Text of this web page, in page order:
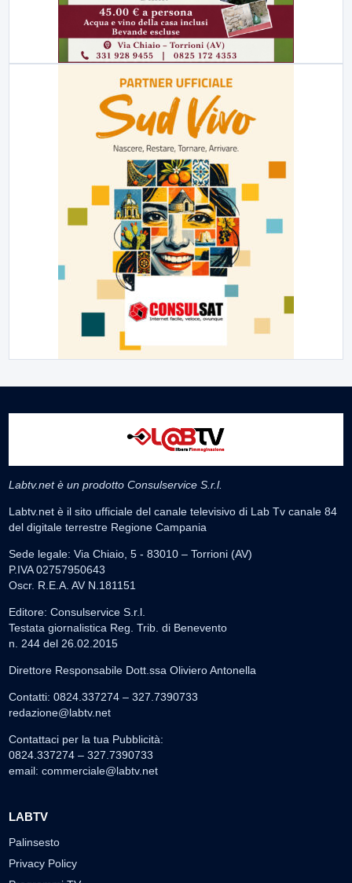
Labtv.net è un prodotto Consulservice S.r.l.
Labtv.net è il sito ufficiale del canale televisivo di Lab Tv canale 84
del digitale terrestre Regione Campania
Sede legale: Via Chiaio, 5 - 83010 – Torrioni (AV)
P.IVA 02757950643
Oscr. R.E.A. AV N.181151
Editore: Consulservice S.r.l.
Testata giornalistica Reg. Trib. di Benevento
n. 244 del 26.02.2015
Direttore Responsabile Dott.ssa Oliviero Antonella
Contatti: 0824.337274 – 327.7390733
redazione@labtv.net
Contattaci per la tua Pubblicità:
0824.337274 – 327.7390733
email: commerciale@labtv.net
LABTV
Palinsesto
Privacy Policy